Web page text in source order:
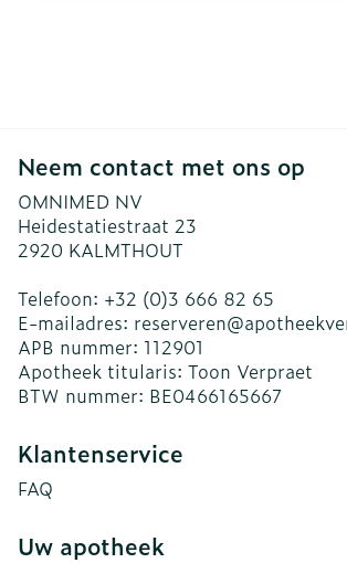
Neem contact met ons op
OMNIMED NV
Heidestatiestraat 23
2920 KALMTHOUT
Telefoon: +32 (0)3 666 82 65
E-mailadres: reserveren@
APB nummer: 112901
Apotheek titularis: Toon Verpraet
BTW nummer: BE0466165667
Klantenservice
FAQ
Uw apotheek